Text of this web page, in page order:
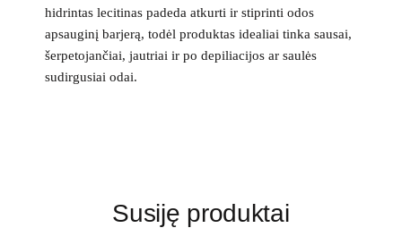
hidrintas lecitinas padeda atkurti ir stiprinti odos
apsauginį barjerą, todėl produktas idealiai tinka sausai,
šerpetojančiai, jautriai ir po depiliacijos ar saulės
sudirgusiai odai.
Susiję produktai